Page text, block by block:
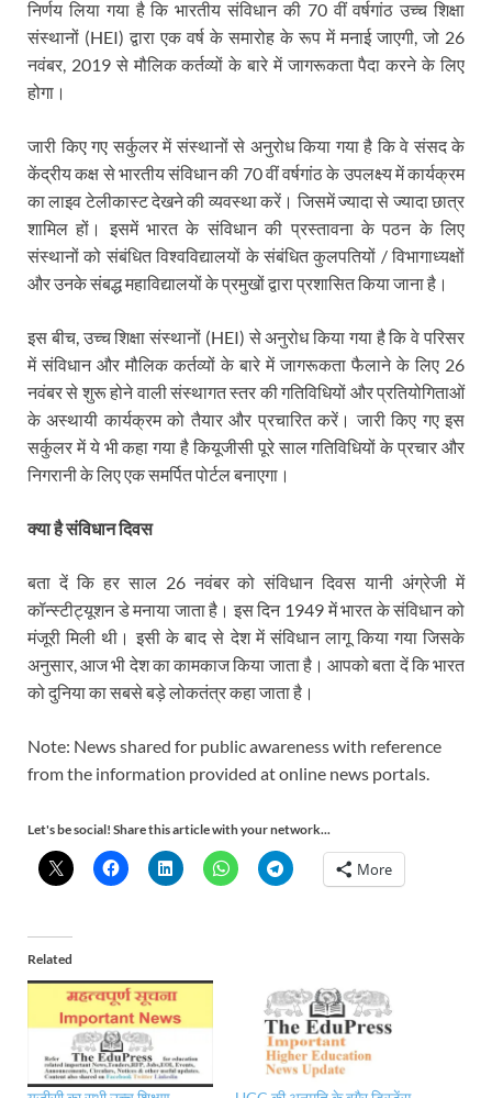
निर्णय लिया गया है कि भारतीय संविधान की 70 वीं वर्षगांठ उच्च शिक्षा
संस्थानों (HEI) द्वारा एक वर्ष के समारोह के रूप में मनाई जाएगी, जो 26
नवंबर, 2019 से मौलिक कर्तव्यों के बारे में जागरूकता पैदा करने के लिए
होगा।
जारी किए गए सर्कुलर में संस्थानों से अनुरोध किया गया है कि वे संसद के
केंद्रीय कक्ष से भारतीय संविधान की 70 वीं वर्षगांठ के उपलक्ष्य में कार्यक्रम
का लाइव टेलीकास्ट देखने की व्यवस्था करें। जिसमें ज्यादा से ज्यादा छात्र
शामिल हों। इसमें भारत के संविधान की प्रस्तावना के पठन के लिए
संस्थानों को संबंधित विश्वविद्यालयों के संबंधित कुलपतियों / विभागाध्यक्षों
और उनके संबद्ध महाविद्यालयों के प्रमुखों द्वारा प्रशासित किया जाना है।
इस बीच, उच्च शिक्षा संस्थानों (HEI) से अनुरोध किया गया है कि वे परिसर
में संविधान और मौलिक कर्तव्यों के बारे में जागरूकता फैलाने के लिए 26
नवंबर से शुरू होने वाली संस्थागत स्तर की गतिविधियों और प्रतियोगिताओं
के अस्थायी कार्यक्रम को तैयार और प्रचारित करें। जारी किए गए इस
सर्कुलर में ये भी कहा गया है कियूजीसी पूरे साल गतिविधियों के प्रचार और
निगरानी के लिए एक समर्पित पोर्टल बनाएगा।
क्या है संविधान दिवस
बता दें कि हर साल 26 नवंबर को संविधान दिवस यानी अंग्रेजी में
कॉन्स्टीट्यूशन डे मनाया जाता है। इस दिन 1949 में भारत के संविधान को
मंजूरी मिली थी। इसी के बाद से देश में संविधान लागू किया गया जिसके
अनुसार, आज भी देश का कामकाज किया जाता है। आपको बता दें कि भारत
को दुनिया का सबसे बड़े लोकतंत्र कहा जाता है।
Note: News shared for public awareness with reference
from the information provided at online news portals.
Let's be social! Share this article with your network...
More
Related